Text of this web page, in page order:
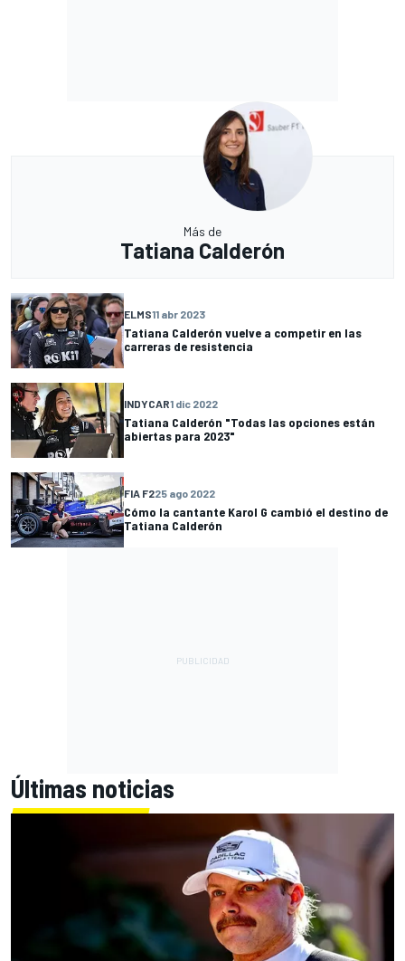
Más de
Tatiana Calderón
ELMS11 abr 2023
Tatiana Calderón vuelve a competir en las
carreras de resistencia
INDYCAR1 dic 2022
Tatiana Calderón "Todas las opciones están
abiertas para 2023"
FIA F225 ago 2022
Cómo la cantante Karol G cambió el destino de
Tatiana Calderón
Últimas noticias